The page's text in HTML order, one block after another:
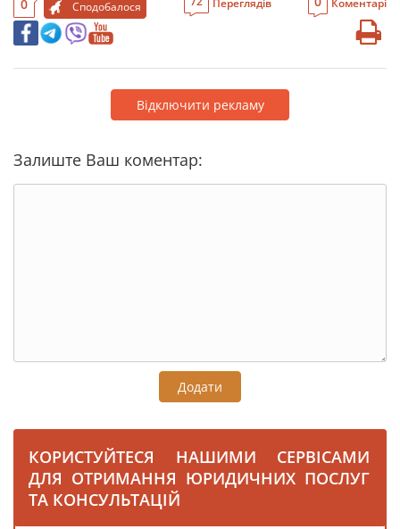
0 Сподобалося Переглядів Коментарі
Відключити рекламу
Залиште Ваш коментар:
Додати
КОРИСТУЙТЕСЯ НАШИМИ СЕРВІСАМИ
ДЛЯ ОТРИМАННЯ ЮРИДИЧНИХ ПОСЛУГ
ТА КОНСУЛЬТАЦІЙ